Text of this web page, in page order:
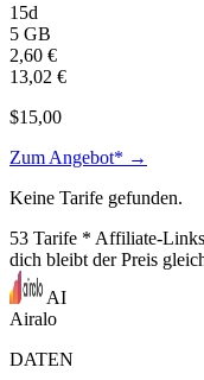
15d
5 GB
2,60 €
13,02 €
$15,00
Zum Angebot* →
Keine Tarife gefunden.
53 Tarife * Affiliate-
dich bleibt der Preis
AI
Airalo
DATEN